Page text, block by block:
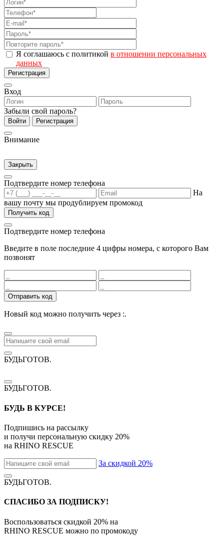
Я соглашаюсь с политикой в отношении персональных
данных
Регистрация
Вход
Забыли свой пароль?
Войти Регистрация
Внимание
Закрыть
Подтвердите номер телефона
На
вашу почту мы продублируем промокод
Получить код
Подтвердите номер телефона
Введите в поле последние 4 цифры номера, с которого Вам
позвонят
Отправить код
Новый код можно получить через :.
БУДЬГОТОВ.
БУДЬГОТОВ.
БУДЬ В КУРСЕ!
Подпишись на рассылку
и получи персональную скидку 20%
на RHINO RESCUE
За скидкой 20%
БУДЬГОТОВ.
СПАСИБО ЗА ПОДПИСКУ!
Воспользоваться скидкой 20% на
RHINO RESCUE можно по промокоду